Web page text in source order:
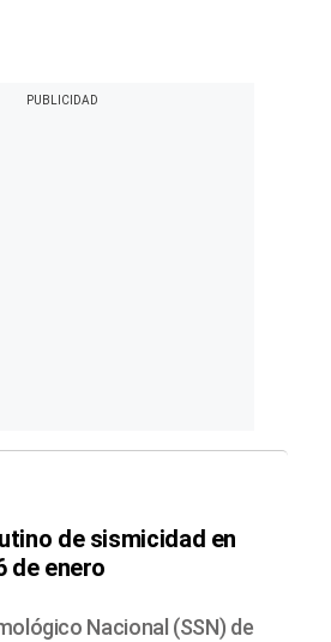
de sismicidad en
de enero
Nacional (SSN) de